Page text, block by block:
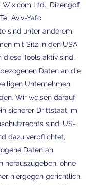
Ltd., Dizengoff
Aviv-Yafo
sind unter anderem
mit Sitz in den USA
Tools aktiv sind,
Daten an die
Unternehmen
Wir weisen darauf
sicherer Drittstaat im
sind. US-
dazu verpflichtet,
Daten an
herauszugeben, ohne
hiergegen gerichtlich